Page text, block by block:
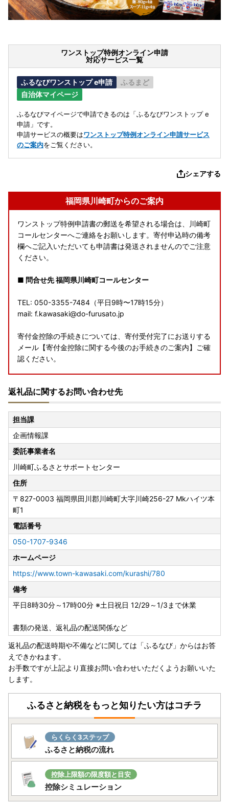
ワンストップ特例オンライン申請
対応サービス一覧
ふるなびワンストップ e申請
ふるまど
自治体マイページ
ふるなびマイページで申請できるのは「ふるなびワンストップ e
申請」です。
申請サービスの概要はワンストップ特例オンライン申請サービス
のご案内をご覧ください。
シェアする
福岡県川崎町からのご案内
ワンストップ特例申請書の郵送を希望される場合は、川崎町
コールセンターへご連絡をお願いします。寄付申込時の備考
欄へご記入いただいても申請書は発送されませんのでご注意
ください。
■ 問合せ先 福岡県川崎町コールセンター
TEL: 050-3355-7484（平日9時〜17時15分）
mail: f.kawasaki@do-furusato.jp
寄付金控除の手続きについては、寄付受付完了にお送りする
メール【寄付金控除に関する今後のお手続きのご案内】ご確
認ください。
ワンストップ特例申請期限および申請書提出期限は、
をされた翌年の1月10日【必着】です。
返礼品に関するお問い合わせ先
担当課
企画情報課
委託事業者名
川崎町ふるさとサポートセンター
住所
〒827-0003 福岡県田川郡川崎町大字川崎256-27 Mkハイツ本
町1
電話番号
050-1707-9346
ホームページ
https://www.town-kawasaki.com/kurashi/780
備考
平日8時30分～17時00分 ※土日祝日 12/29～1/3まで休業
書類の発送、返礼品の配送関係など
返礼品の配送時期や不備などに関しては「ふるなび」からはお答
えできかねます。
お手数ですが上記より直接お問い合わせいただくようお願いいた
します。
ふるさと納税をもっと知りたい方はコチラ
らくらく3ステップ
ふるさと納税の流れ
控除上限額の限度額と目安
控除シミュレーション